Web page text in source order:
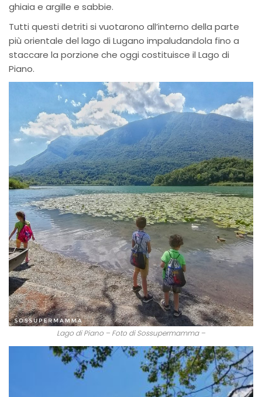
ghiaia e argille e sabbie.
Tutti questi detriti si vuotarono all’interno della parte
più orientale del lago di Lugano impaludandola fino a
staccare la porzione che oggi costituisce il Lago di
Piano.
Lago di Piano – Foto di Sossupermamma –